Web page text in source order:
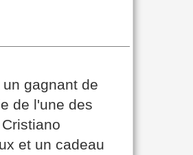
gagnant de
de l'une des
et un cadeau